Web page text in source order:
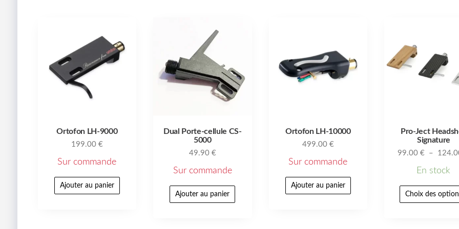
Ortofon LH-9000
199.00 €
Sur commande
Ajouter au panier
Dual Porte-cellule CS-
5000
49.90 €
Sur commande
Ajouter au panier
Ortofon LH-10000
499.00 €
Sur commande
Ajouter au panier
Pro-Ject
Signature
99.00€ –
En stock
Choix des